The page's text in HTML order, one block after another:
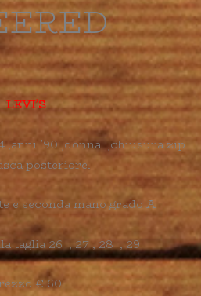
LEVI’S
,anni ’90 ,donna ,chiusura zip
posteriore.
e seconda mano grado A
taglia 26 , 27 , 28 , 29
€ 60